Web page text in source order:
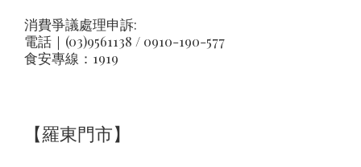
消費爭議處理申訴:
電話｜(03)9561138 / 0910-190-577
食安專線：1919
【羅東門市】